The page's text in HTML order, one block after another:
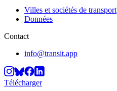
Villes et sociétés de transport
Données
Contact
info@transit.app
Télécharger